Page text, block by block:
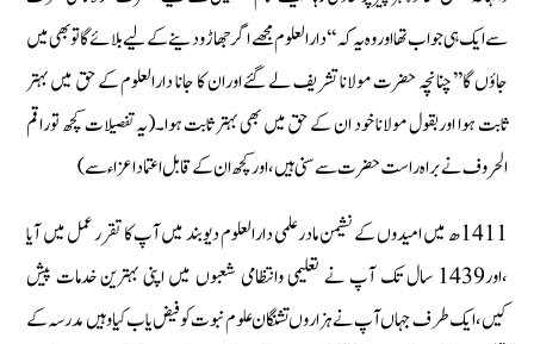
سےایك ہی جواب تھا اوروہ یہ كہ ‘‘دارالعلوم مجھے اگر جھاڑودینے كے لیے بلائے گاتو بھی میں
جاؤں گا‏’’چنانچہ حضرت مولانا تشریف لے گئے اوران كا جانا دارالعلوم كے حق میں بہتر
ثابت ہوا اوربقول مولانا خود ان كے حق میں بھی بہتر ثابت ہوا۔(یہ تفصیلات كچھ توراقم
الحروف نےبراہ راست حضرت سےسنی ہیں‏،اوركچھ ان كےقابل اعتماد اعزاء سے )
1411ھ میں امیدوں كے نشیمن مادرعلمی دارالعلوم دیوبند میں آپ كا تقرر عمل میں آیا
‏،اور1439 سال تك آپ نے تعلیمی وانتظامی شعبوں میں اپنی بہترین خدمات پیش
كیں‏،ایك طرف جہاں آپ نےہزاروں تشنگان علوم نبوت كوفیض یاب كیا وہیں مدرسہ كے